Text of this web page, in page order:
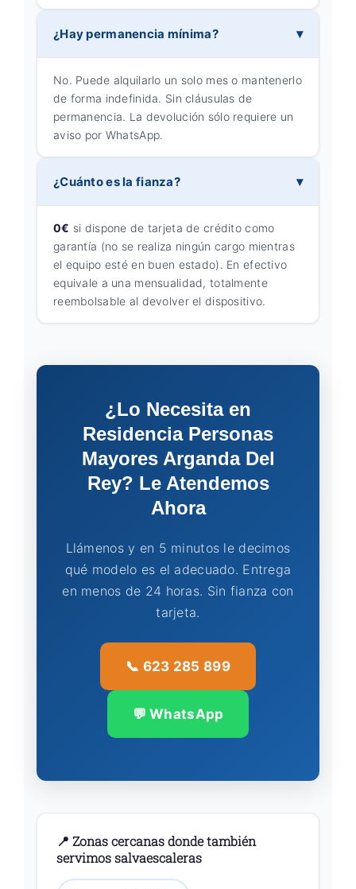
¿Hay permanencia mínima?
No. Puede alquilarlo un solo mes o mantenerlo
de forma indefinida. Sin cláusulas de
permanencia. La devolución sólo requiere un
aviso por WhatsApp.
¿Cuánto es la fianza?
0€ si dispone de tarjeta de crédito como
garantía (no se realiza ningún cargo mientras
el equipo esté en buen estado). En efectivo
equivale a una mensualidad, totalmente
reembolsable al devolver el dispositivo.
¿Lo Necesita en
Residencia Personas
Mayores Arganda Del
Rey? Le Atendemos
Ahora
Llámenos y en 5 minutos le decimos
qué modelo es el adecuado. Entrega
en menos de 24 horas. Sin fianza con
tarjeta.
📞 623 285 899
💬 WhatsApp
📍 Zonas cercanas donde también
servimos salvaescaleras